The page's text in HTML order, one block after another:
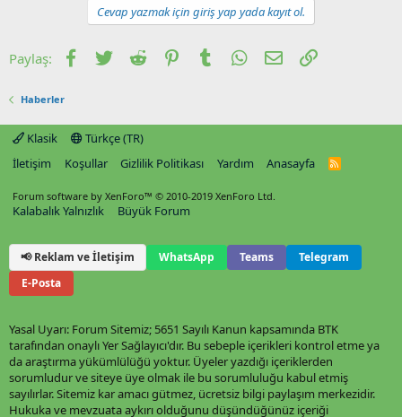
Cevap yazmak için giriş yap yada kayıt ol.
Paylaş: Facebook
TwitterReddit PinterestTumblrWhatsApp
E-postaLink
Haberler
Klasik
Türkçe (TR)
İletişim
Koşullar Gizlilik Politikası Yardım Anasayfa
R
Forum software by XenForo™ © 2010-2019 XenForo Ltd.
Kalabalık Yalnızlık Büyük Forum
📢 Reklam ve İletişim WhatsApp Teams
Telegram
E-Posta
Yasal Uyarı: Forum Sitemiz; 5651 Sayılı Kanun kapsamında BTK
tarafından onaylı Yer Sağlayıcı'dır. Bu sebeple içerikleri kontrol etme ya
da araştırma yükümlülüğü yoktur. Üyeler yazdığı içeriklerden
sorumludur ve siteye üye olmak ile bu sorumluluğu kabul etmiş
sayılırlar. Sitemiz kar amacı gütmez, ücretsiz bilgi paylaşım merkezidir.
Hukuka ve mevzuata aykırı olduğunu düşündüğünüz içeriği